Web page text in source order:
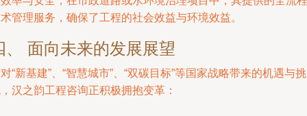
管理服务，确保了工程的社会效益与环境效益。
、 面向未来的发展展望
“新基建”、“智慧城市”、“双碳目标”等国家战略带来的机遇与挑
汉之韵工程咨询正积极拥抱变革：